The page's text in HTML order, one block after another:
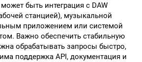
быть интеграция с DAW
станцией), музыкальной
приложением или системой
Важно обеспечить стабильную
обрабатывать запросы быстро,
поддержка API, документация и